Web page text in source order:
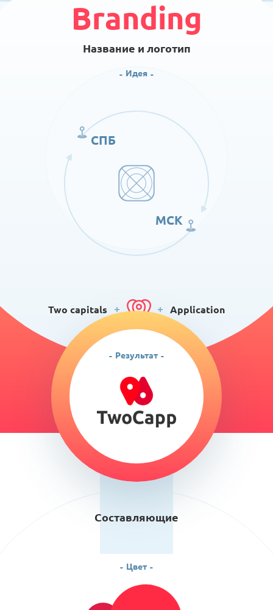
Branding
Название и логотип
Идея
СПБ
МСК
Two capitals Application
Результат
Составляющие
Цвет